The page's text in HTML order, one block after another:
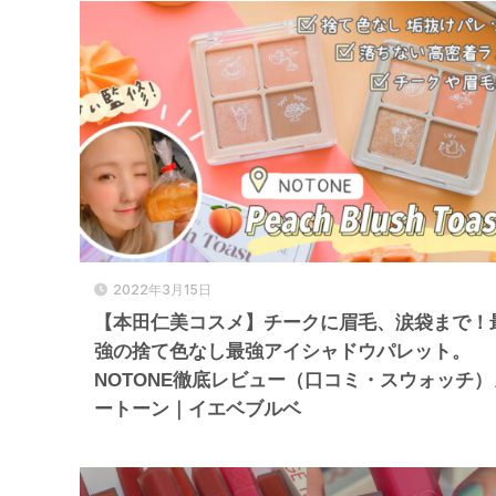
2022年3月15日
【本田仁美コスメ】チークに眉毛、涙袋まで！
強の捨て色なし最強アイシャドウパレット。
NOTONE徹底レビュー（口コミ・スウォッチ
ートーン｜イエベブルベ